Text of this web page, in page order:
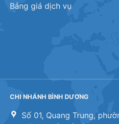
Bảng giá dịch vụ
CHI NHÁNH BÌNH DƯƠNG
Số 01, Quang Trung,